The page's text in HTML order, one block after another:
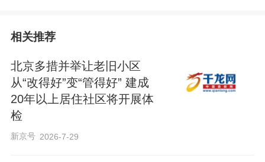
相关推荐
北京多措并举让老旧小区
从“改得好”变“管得好” 建成
20年以上居住社区将开展体
检
新京号 2026-7-29